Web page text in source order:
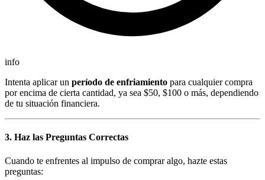
info
Intenta aplicar un período de enfriamiento para cualquier compra
por encima de cierta cantidad, ya sea $50, $100 o más, dependiendo
de tu situación financiera.
3. Haz las Preguntas Correctas
Cuando te enfrentes al impulso de comprar algo, hazte estas
preguntas: